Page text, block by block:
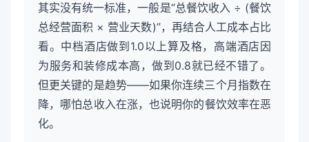
其实没有统一标准，一般是“总餐饮收入 ÷ (餐饮
总经营面积 × 营业天数)”，再结合人工成本占比
看。中档酒店做到1.0以上算及格，高端酒店因
为服务和装修成本高，做到0.8就已经不错了。
但更关键的是趋势——如果你连续三个月指数在
降，哪怕总收入在涨，也说明你的餐饮效率在恶
化。